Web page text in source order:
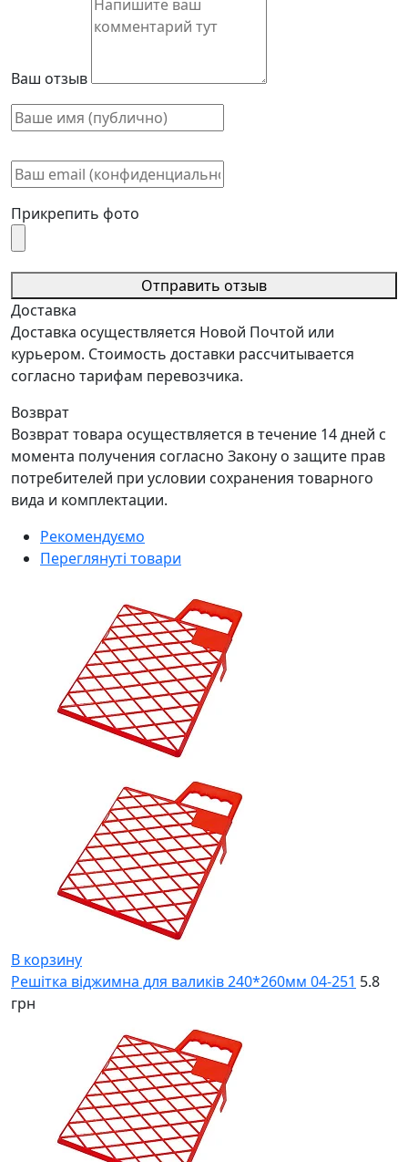
Ваш отзыв
Прикрепить фото
Отправить отзыв
Доставка
Доставка осуществляется Новой Почтой или
курьером. Стоимость доставки рассчитывается
согласно тарифам перевозчика.
Возврат
Возврат товара осуществляется в течение 14 дней с
момента получения согласно Закону о защите прав
потребителей при условии сохранения товарного
вида и комплектации.
Рекомендуємо
Переглянуті товари
В корзину
Решітка віджимна для валиків 240*260мм 04-251 5.8
грн